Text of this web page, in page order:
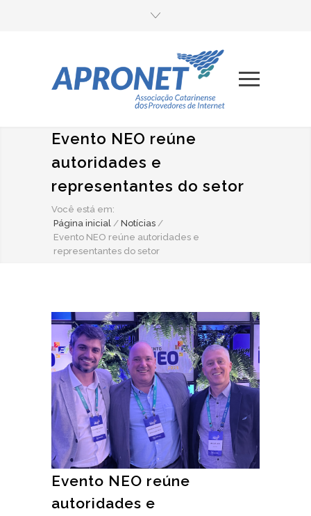
Evento NEO reúne
autoridades e
representantes do setor
Você está em:
Página inicial / Notícias /
Evento NEO reúne autoridades e
representantes do setor
Evento NEO reúne
autoridades e